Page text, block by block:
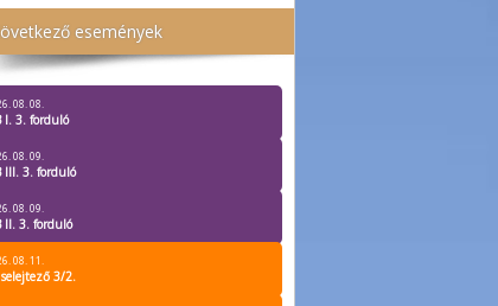
események
08. 08.
I. 3. forduló
08. 09.
III. 3. forduló
08. 09.
II. 3. forduló
08. 11.
selejtező 3/2.